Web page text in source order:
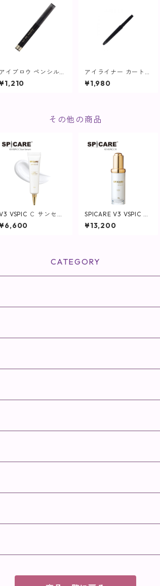
アイブロウ ペンシルホ
ルダー【ヴィプラン
ツ】
¥1,210
アイライナー カートリ
ッジ ブラック【ヴィプ
ランツ】
¥1,980
その他の商品
VSPIC Ｃ サンセラ
ム
¥6,600
SPICARE V3 VSPIC R
ブイスピック 【SPICA
RE／スピケア】
¥13,200
CATEGORY